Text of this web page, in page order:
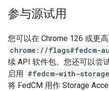
参与源试用
您可以在 Chrome 126 或更
chrome://flags#fedcm-
续 API 软件包。您还可以尝
启用 #fedcm-with-
将 FedCM 用作 Storage